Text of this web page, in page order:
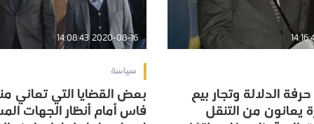
الدلالة وتجار بيع
يعانون من التنقل
الدلالة وتجار بيع
يعانون من التنقل
2020-08-16 14:08:43
سياسة
بعض القضايا التي تعاني
فاس أمام أنظار الجهات
بعض القضايا التي تعاني
فاس أمام أنظار الجهات